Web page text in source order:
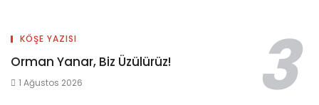
KÖŞE YAZISI
Orman Yanar, Biz Üzülürüz!
1 Ağustos 2026